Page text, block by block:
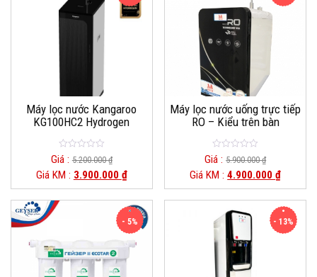
Máy lọc nước Kangaroo
KG100HC2 Hydrogen
0
out
of
Giá : 5.200.000₫
Giá KM : 3.900.000 ₫
Máy lọc nước uống trực tiếp
RO – Kiểu trên bàn
0
out
of
Giá :5.900.000₫
Giá KM :4.900.000₫
- 5% - 13%